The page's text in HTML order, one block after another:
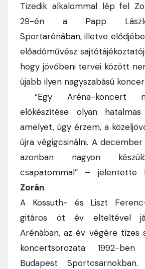
Tizedik alkalommal lép fel
29-én a Papp
Sportarénában, illetve
előadóművész
hogy jövőbeni tervei között
újabb ilyen nagyszabású
“Egy Aréna-koncert
előkészítése olyan
amelyet, úgy érzem, a
újra végigcsinálni. A
azonban nagyon
csapatommal” – jelentette
Zorán.
A Kossuth- és Liszt
gitáros öt év elteltével
Arénában, az év végére tízes
koncertsorozata 1992-
Budapest